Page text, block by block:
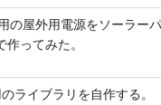
の屋外用電源をソーラー
ってみた。
ライブラリを自作する。